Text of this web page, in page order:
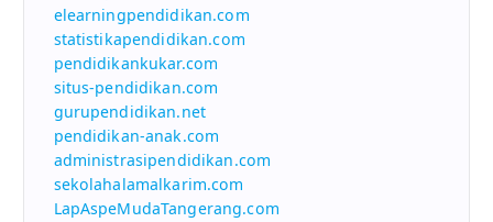
elearningpendidikan.com
statistikapendidikan.com
pendidikankukar.com
situs-pendidikan.com
gurupendidikan.net
pendidikan-anak.com
administrasipendidikan.com
sekolahalamalkarim.com
LapAspeMudaTangerang.com